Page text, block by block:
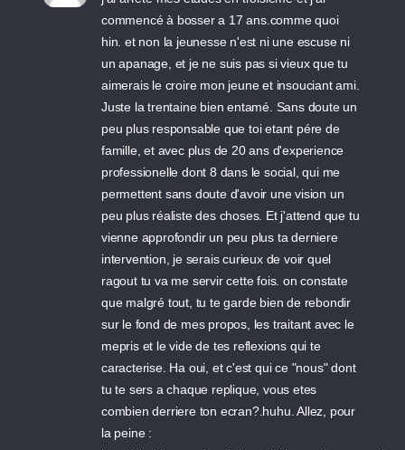
commencé à bosser a 17 ans.comme quoi
hin. et non la jeunesse n'est ni une escuse ni
un apanage, et je ne suis pas si vieux que tu
aimerais le croire mon jeune et insouciant ami.
Juste la trentaine bien entamé. Sans doute un
peu plus responsable que toi etant pére de
famille, et avec plus de 20 ans d'experience
professionelle dont 8 dans le social, qui me
permettent sans doute d'avoir une vision un
peu plus réaliste des choses. Et j'attend que tu
vienne approfondir un peu plus ta derniere
intervention, je serais curieux de voir quel
ragout tu va me servir cette fois. on constate
que malgré tout, tu te garde bien de rebondir
sur le fond de mes propos, les traitant avec le
mepris et le vide de tes reflexions qui te
caracterise. Ha oui, et c'est qui ce "nous" dont
tu te sers a chaque replique, vous etes
combien derriere ton ecran?.huhu. Allez, pour
la peine :